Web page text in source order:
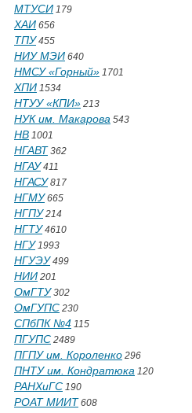
МТУСИ 179
ХАИ 656
ТПУ455
НИУ МЭИ 640
НМСУ «Горный» 1701
ХПИ 1534
НТУУ «КПИ» 213
НУК им. Макарова 543
НВ 1001
НГАВТ 362
НГАУ411
НГАСУ817
НГМУ665
НГПУ214
НГТУ4610
НГУ1993
НГУЭУ499
НИИ 201
ОмГТУ302
ОмГУПС 230
СПбПК №4 115
ПГУПС 2489
ПГПУ им. Короленко 296
ПНТУ им. Кондратюка 120
РАНХиГС 190
РОАТ МИИТ 608